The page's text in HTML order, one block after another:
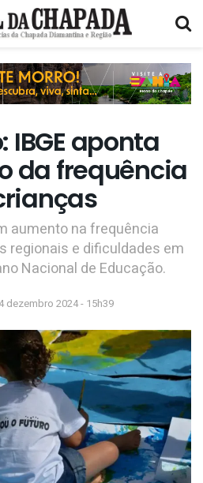
aponta
da frequência
aumento na frequência
regionais e dificuldades em
Nacional de Educação.
4 dezembro 2024 - 15h39